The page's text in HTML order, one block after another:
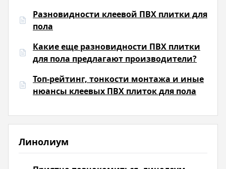
Разновидности клеевой ПВХ плитки для
пола
Какие еще разновидности ПВХ плитки
для пола предлагают производители?
Топ-рейтинг, тонкости монтажа и иные
нюансы клеевых ПВХ плиток для пола
Линолиум